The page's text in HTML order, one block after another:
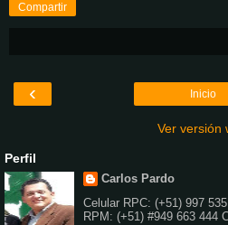
Compartir
‹ Inicio
Ver versión
Perfil
Carlos Pardo
Celular RPC: (+51) 997
RPM: (+51) #949 663 444